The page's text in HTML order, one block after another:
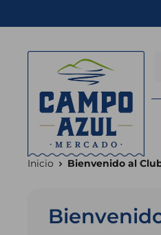
directamente
Inicio Bienvenido al